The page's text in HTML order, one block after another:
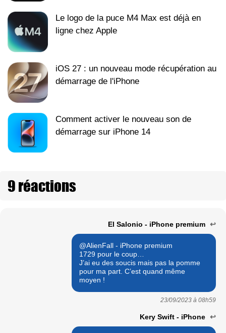
Le logo de la puce M4 Max est déjà en
ligne chez Apple
iOS 27 : un nouveau mode récupération au
démarrage de l'iPhone
Comment activer le nouveau son de
démarrage sur iPhone 14
9 réactions
El Salonio - iPhone premium ↩
@AlienFall - iPhone premium
1729 pour le coup…
J’ai eu des soucis mais pas la pomme
pour ma part. C’est quand même
moyen !
23/09/2023 à 08h59
Kery Swift - iPhone ↩